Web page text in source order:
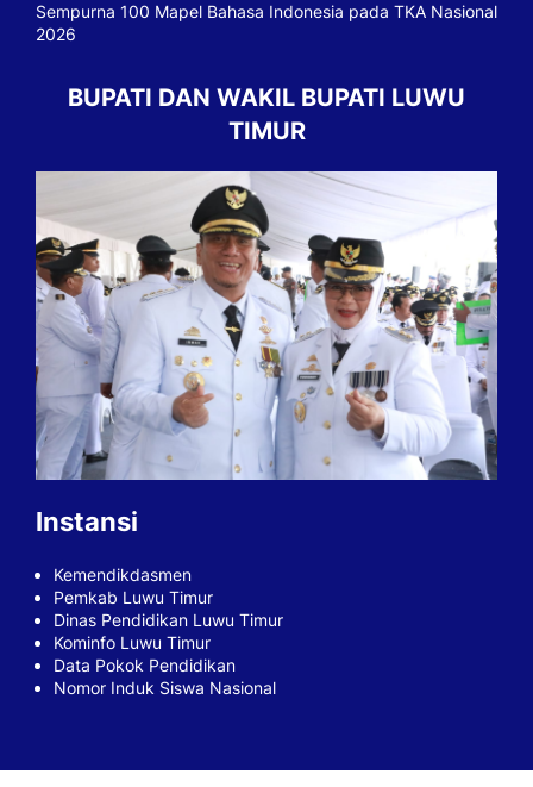
Sempurna 100 Mapel Bahasa Indonesia pada TKA Nasional
2026
BUPATI DAN WAKIL BUPATI LUWU
TIMUR
Instansi
Kemendikdasmen
Pemkab Luwu Timur
Dinas Pendidikan Luwu Timur
Kominfo Luwu Timur
Data Pokok Pendidikan
Nomor Induk Siswa Nasional